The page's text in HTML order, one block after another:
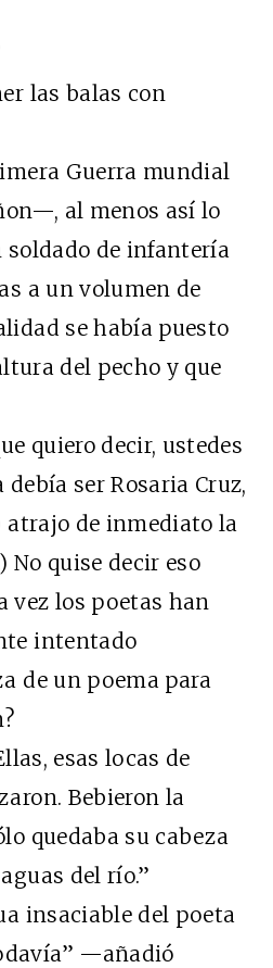
las balas con
Guerra mundial
al menos así lo
soldado de infantería
a un volumen de
se había puesto
del pecho y que
quiero decir, ustedes
ser Rosaria Cruz,
atrajo de inmediato la
No quise decir eso
vez los poetas han
intentado
de un poema para
esas locas de
Bebieron la
quedaba su cabeza
del río.”
insaciable del poeta
—añadió